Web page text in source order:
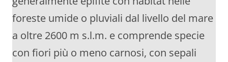
foreste umide o pluviali dal livello del mare
a oltre 2600 m s.l.m. e comprende specie
con fiori più o meno carnosi, con sepali